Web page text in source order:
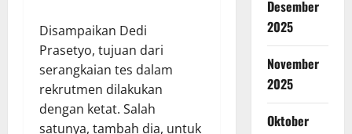
Disampaikan Dedi
Prasetyo, tujuan dari
serangkaian tes dalam
rekrutmen dilakukan
dengan ketat. Salah
satunya, tambah dia, untuk
Desember
2025
November
2025
Oktober